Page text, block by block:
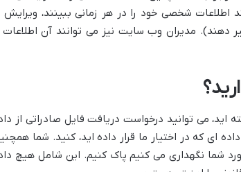
اطلاعات شخصی خود را در هر زمانی ببینند، ویرایش
دهند). مدیران وب سایت نیز می توانند آن اطلاعات
اید، می توانید درخواست دریافت فایل صادراتی از
ای که در اختیار ما قرار داده اید، کنید. شما
شما نگهداری می کنیم پاک کنیم. این شامل هیچ